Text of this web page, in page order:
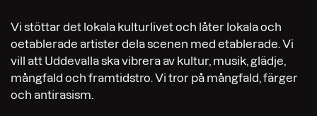
Vi stöttar det lokala kulturlivet och låter lokala och
oetablerade artister dela scenen med etablerade. Vi
vill att Uddevalla ska vibrera av kultur, musik, glädje,
mångfald och framtidstro. Vi tror på mångfald, färger
och antirasism.